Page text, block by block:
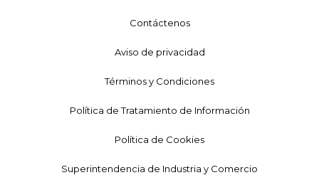
Contáctenos
Aviso de privacidad
Términos y Condiciones
Política de Tratamiento de Información
Política de Cookies
Superintendencia de Industria y Comercio